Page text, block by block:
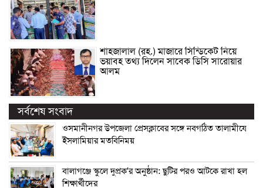
শাহজালাল (রহ.) মাজারে সিন্ডিকেট নিয়ে
ভয়াবহ তথ্য দিলেন সাবেক ডিসি সারোয়ার
আলম
সর্বশেষ সংবাদ
ওসমানীনগর উপজেলা প্রেসক্লাবের সঙ্গে নবগঠিত তালামীযে
ইসলামিয়ার মতবিনিময়
বালাগঞ্জে স্কুলে দুপ্রক’র অনুষ্ঠান: ছুটির পরও আটকে রাখা হল
শিক্ষার্থীদের